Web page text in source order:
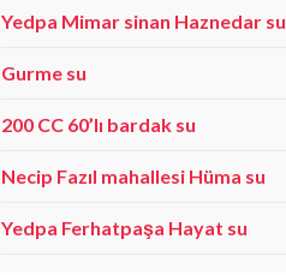
Yedpa Mimar sinan Haznedar su
Gurme su
200 CC 60’lı bardak su
Necip Fazıl mahallesi Hüma su
Yedpa Ferhatpaşa Hayat su